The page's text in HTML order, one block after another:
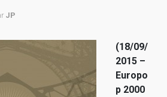
JP
(18/09/
2015 –
Europo
p 2000